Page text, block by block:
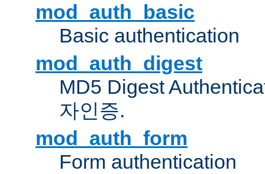
mod_auth_basic
Basic authentication
mod_auth_digest
MD5 Digest
자인증.
mod_auth_form
Form authentication